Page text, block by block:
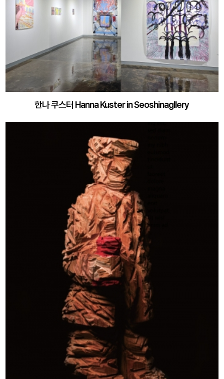
한나 쿠스터 Hanna Kuster in Seoshinagllery